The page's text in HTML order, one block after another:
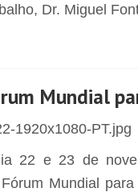
Dr. Miguel
Mundial
22 e 23 de
Mundial